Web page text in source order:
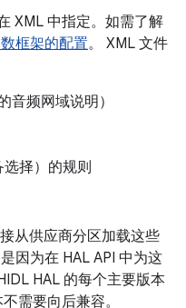
XML 中指定。如需了解
框架的配置。 XML 文件
音频网域说明）
择）的规则
从供应商分区加载这些
因为在 HAL API 中为这
HAL 的每个主要版本
需要向后兼容。